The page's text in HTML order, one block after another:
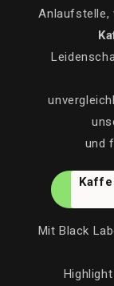
Anlaufstelle,
und
Mit Black